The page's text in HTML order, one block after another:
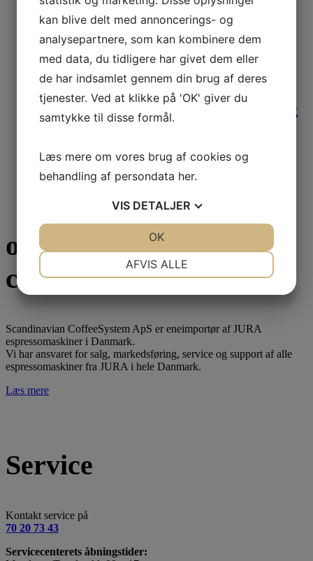
J6 og WE-serien
Filterforlænger Claris
71,20DKKEkskl. moms
om scandinavian
coffeesystem
Scandinavian CoffeeSystem ApS er eneimportør af JURA
espressomaskiner i Danmark.
Vi har ansvaret for salg, markedsføring, service og support af alle
espressomaskiner fra JURA i hele Danmark.
Læs mere
Service
Kontakt service på
70 20 73 43
Servicecenterets åbningstider:
kan blive delt med annoncerings- og
analysepartnere, som kan kombinere dem
med data, du tidligere har givet dem eller
de har indsamlet gennem din brug af deres
tjenester. Ved at klikke på 'OK' giver du
samtykke til disse formål.
Læs mere om vores brug af cookies og
behandling af persondata her.
VIS DETALJER
AFVIS ALLE
OK